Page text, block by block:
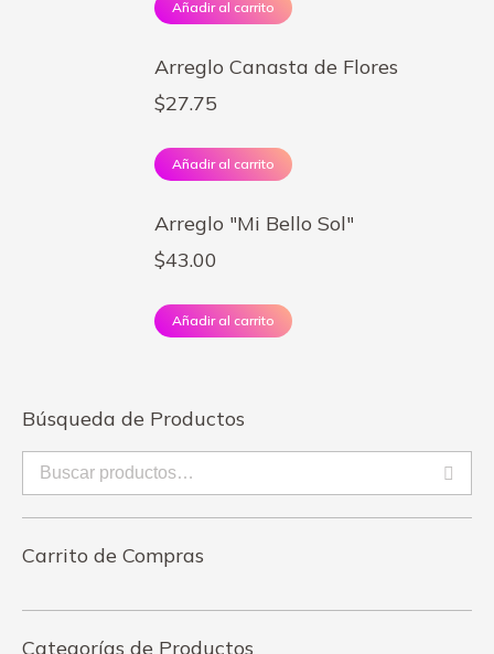
Añadir al carrito
Arreglo Canasta de Flores
$27.75
Añadir al carrito
Arreglo "Mi Bello Sol"
$43.00
Añadir al carrito
Búsqueda de Productos
Carrito de Compras
Categorías de Productos